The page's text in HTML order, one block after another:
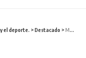
el deporte. >Destacado >Mareauto Avis ofrece servicios de renting a los sectores de minería y petróleo